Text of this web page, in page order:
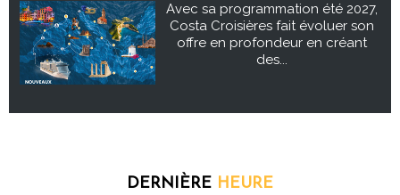
Avec sa programmation été 2027,
Costa Croisières fait évoluer son
offre en profondeur en créant
des...
DERNIÈRE HEURE